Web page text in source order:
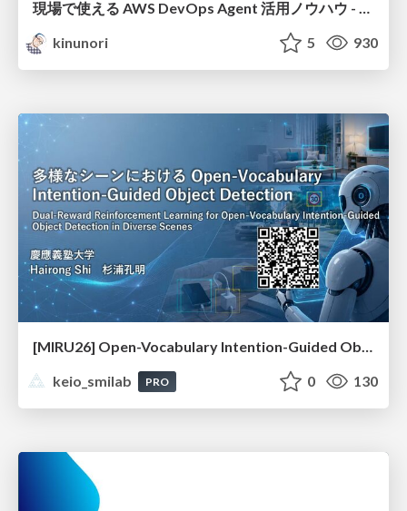
現場で使える AWS DevOps Agent 活用ノウハウ - Release Management 機能の検証結果を添えて / AWS DevOps Agent Release Management and Know-How
kinunori
5 930
keio_smilab
PRO 0 130